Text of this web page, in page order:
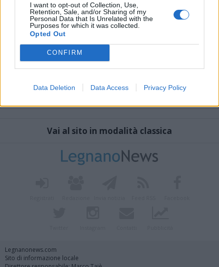
I want to opt-out of Collection, Use,
Retention, Sale, and/or Sharing of my
Personal Data that Is Unrelated with the
Purposes for which it was collected.
Opted Out
CONFIRM
Data Deletion Data Access Privacy Policy
Vai al sito in modalità classica
Legnanonews.com
Sito di informazione locale